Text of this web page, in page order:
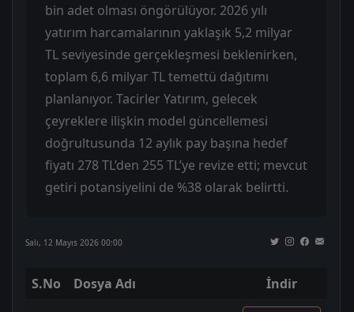
bin adet olması öngörülüyor. 2026 yılı
yatırım harcamalarının yaklaşık 5,2 milyar
TL seviyesinde gerçekleşmesi beklenirken,
toplam 6,6 milyar TL temettü dağıtımı
planlanıyor. Tacirler Yatırım, gelecek
çeyreklere ilişkin model güncellemesi
doğrultusunda 12 aylık pay başına hedef
fiyatı 278 TL’den 255 TL’ye revize etti; mevcut
getiri potansiyelini de %38 olarak belirtti.
Salı, 12 Mayıs 2026 00:00
S.No Dosya Adı İndir